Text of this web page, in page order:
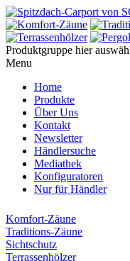
Produktgruppe hier
Menu
Home
Produkte
Über Uns
Kontakt
Newsletter
Händlersuche
Mediathek
Konfiguratoren
Nur für Händler
Komfort-Zäune
Traditions-Zäune
Sichtschutz
Terrassenhölzer